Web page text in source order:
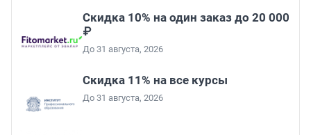
Скидка 10% на один заказ до 20 000
₽
До 31 августа, 2026
Скидка 11% на все курсы
До 31 августа, 2026